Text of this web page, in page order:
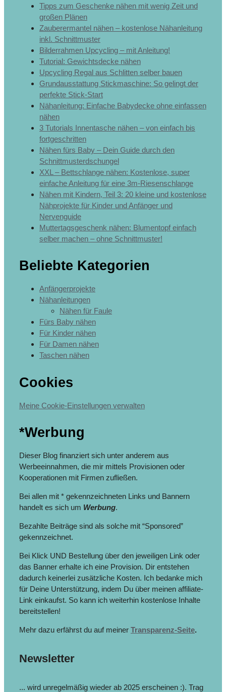
Tipps zum Geschenke nähen mit wenig Zeit und
großen Plänen
Zauberermantel nähen – kostenlose Nähanleitung
inkl. Schnittmuster
Bilderrahmen Upcycling – mit Anleitung!
Tutorial: Gewichtsdecke nähen
Upcycling Regal aus Schlitten selber bauen
Grundausstattung Stickmaschine: So gelingt der
perfekte Stick-Start
Nähanleitung: Einfache Babydecke ohne einfassen
nähen
3 Tutorials Innentasche nähen – von einfach bis
fortgeschritten
Nähen fürs Baby – Dein Guide durch den
Schnittmusterdschungel
XXL – Bettschlange nähen: Kostenlose, super
einfache Anleitung für eine 3m-Riesenschlange
Nähen mit Kindern, Teil 3: 20 kleine und kostenlose
Nähprojekte für Kinder und Anfänger und
Nervenguide
Muttertagsgeschenk nähen: Blumentopf einfach
selber machen – ohne Schnittmuster!
Beliebte Kategorien
Anfängerprojekte
Nähanleitungen
Nähen für Faule
Fürs Baby nähen
Für Kinder nähen
Für Damen nähen
Taschen nähen
Cookies
Meine Cookie-Einstellungen verwalten
*Werbung
Dieser Blog finanziert sich unter anderem aus
Werbeeinnahmen, die mir mittels Provisionen oder
Kooperationen mit Firmen zufließen.
Bei allen mit * gekennzeichneten Links und Bannern
handelt es sich um Werbung.
Bezahlte Beiträge sind als solche mit “Sponsored”
gekennzeichnet.
Bei Klick UND Bestellung über den jeweiligen Link oder
das Banner erhalte ich eine Provision. Dir entstehen
dadurch keinerlei zusätzliche Kosten. Ich bedanke mich
für Deine Unterstützung, indem Du über meinen affiliate-
Link einkaufst. So kann ich weiterhin kostenlose Inhalte
bereitstellen!
Mehr dazu erfährst du auf meiner Transparenz-Seite.
Newsletter
... wird unregelmäßig wieder ab 2025 erscheinen :). Trag